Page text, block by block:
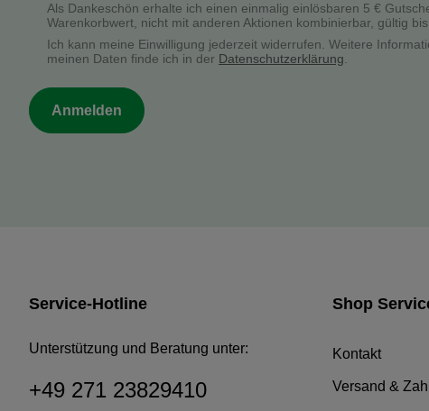
Als Dankeschön erhalte ich einen einmalig einlösbaren 5 €
Warenkorbwert, nicht mit anderen Aktionen kombinierbar, gültig
Ich kann meine Einwilligung jederzeit widerrufen. Weitere
meinen Daten finde ich in der Datenschutzerklärung.
Anmelden
Service-Hotline
Unterstützung und Beratung unter:
+49 271 23829410
Shop
Kontakt
Versand &